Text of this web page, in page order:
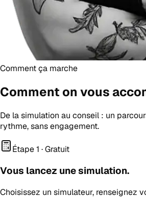
Comment ça marche
Comment on vous
De la simulation au conseil : un
rythme, sans engagement.
Étape 1 · Gratuit
Vous lancez une simulation.
Choisissez un simulateur, renseignez